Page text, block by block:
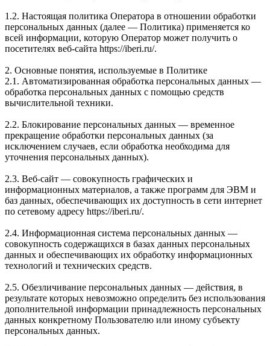
1.2. Настоящая политика Оператора в отношении обработки
персональных данных (далее — Политика) применяется ко
всей информации, которую Оператор может получить о
посетителях веб-сайта https://iberi.ru/.
2. Основные понятия, используемые в Политике
2.1. Автоматизированная обработка персональных данных —
обработка персональных данных с помощью средств
вычислительной техники.
2.2. Блокирование персональных данных — временное
прекращение обработки персональных данных (за
исключением случаев, если обработка необходима для
уточнения персональных данных).
2.3. Веб-сайт — совокупность графических и
информационных материалов, а также программ для ЭВМ и
баз данных, обеспечивающих их доступность в сети интернет
по сетевому адресу https://iberi.ru/.
2.4. Информационная система персональных данных —
совокупность содержащихся в базах данных персональных
данных и обеспечивающих их обработку информационных
технологий и технических средств.
2.5. Обезличивание персональных данных — действия, в
результате которых невозможно определить без использования
дополнительной информации принадлежность персональных
данных конкретному Пользователю или иному субъекту
персональных данных.